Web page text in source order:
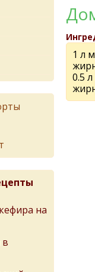
1 л
0.5
на